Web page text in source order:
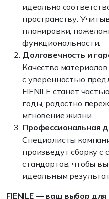
идеально
пространству.
планировки,
функциональности.
Долговечность и
Качество
с уверенностью
FIENILE станет
годы, радостно
мгновение жизни.
Профессиональная
Специалисты
произведут сборку с
стандартов, чтобы
идеальным
FIENILE — ваш выбор